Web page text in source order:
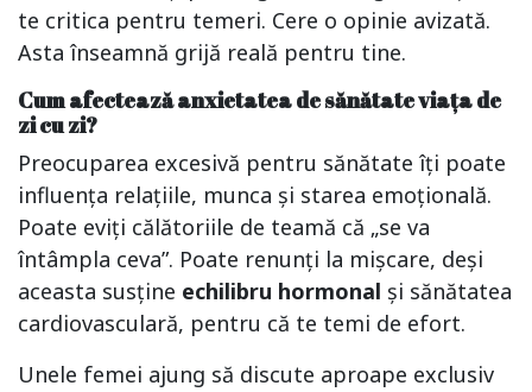
te critica pentru temeri. Cere o opinie avizată.
Asta înseamnă grijă reală pentru tine.
Cum afectează anxietatea de sănătate viața de
zi cu zi?
Preocuparea excesivă pentru sănătate îți poate
influența relațiile, munca și starea emoțională.
Poate eviți călătoriile de teamă că „se va
întâmpla ceva”. Poate renunți la mișcare, deși
aceasta susține echilibru hormonal și sănătatea
cardiovasculară, pentru că te temi de efort.
Unele femei ajung să discute aproape exclusiv